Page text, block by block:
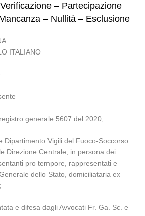
– Partecipazione
– Nullità – Esclusione
ITALIANO
generale 5607 del 2020,
Dipartimento Vigili del Fuoco-Soccorso
Direzione Centrale, in persona dei
pro tempore, rappresentati e
dello Stato, domiciliataria ex
e difesa dagli Avvocati Fr. Ga. Sc. e